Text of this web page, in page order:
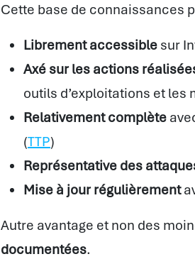
Cette base de connaissances
Librement accessible sur
Axé sur les actions
outils d’exploitations et les
Relativement complète
(TTP)
Représentative des
Mise à jour régulièrement
Autre avantage et non des
documentées.